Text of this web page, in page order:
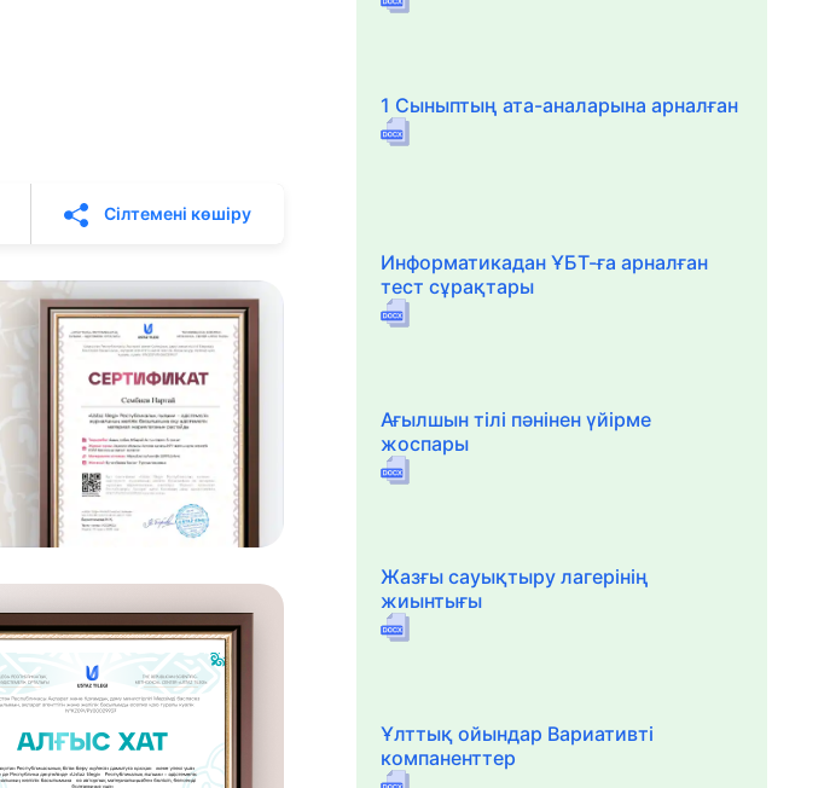
Сілтемені көшіру
1 Сыныптың ата-аналарына арналған
Информатикадан ҰБТ-ға арналған
тест сұрақтары
Ағылшын тілі пәнінен үйірме
жоспары
Жазғы сауықтыру лагерінің
жиынтығы
Ұлттық ойындар Вариативті
компаненттер